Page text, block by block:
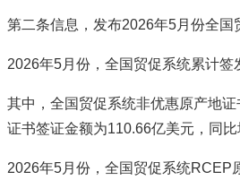
第二条信息，发布2026年5月份全国
2026年5月份，全国贸促系统累计签
其中，全国贸促系统非优惠原产地
证书签证金额为110.66亿美元，同
2026年5月份，全国贸促系统RCEP